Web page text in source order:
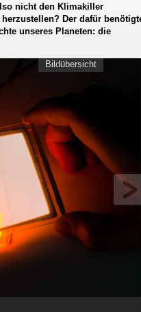
nicht den Klimakiller
Der dafür
unseres Planeten: die
Bildübersicht